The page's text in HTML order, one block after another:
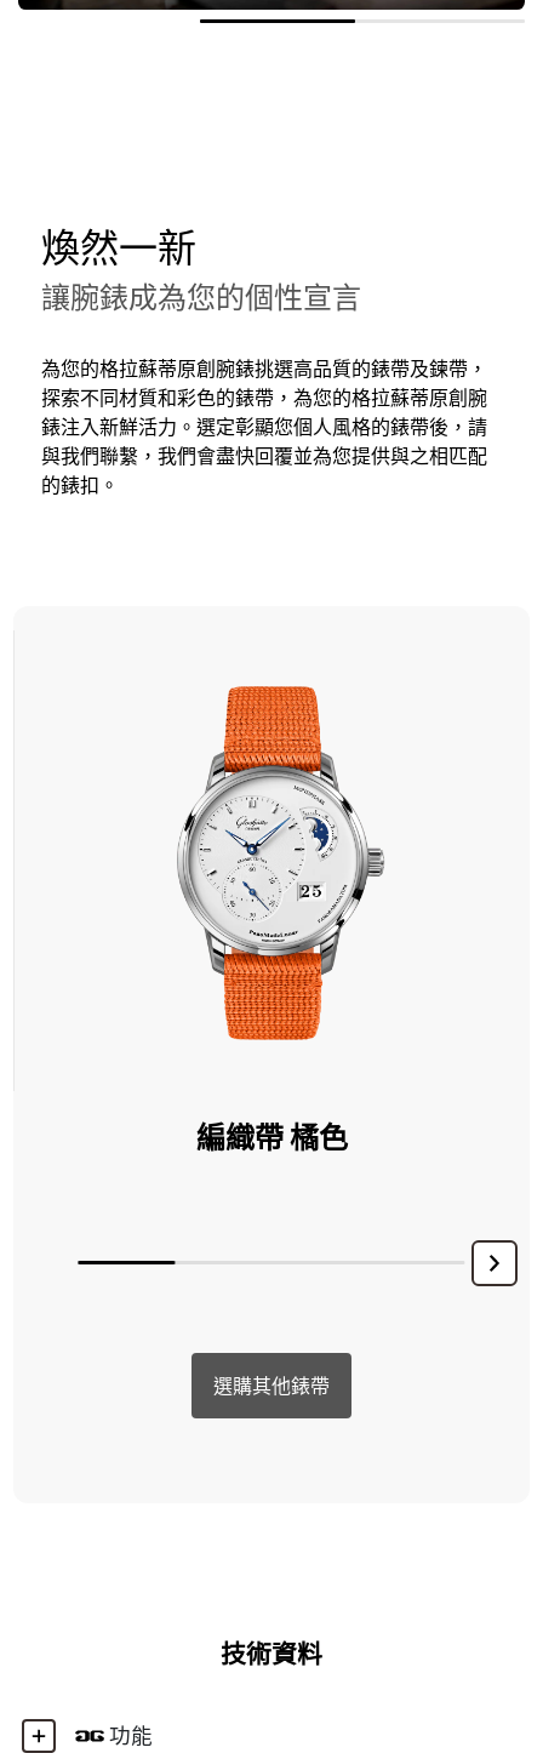
煥然一新
讓腕錶成為您的個性宣言
為您的格拉蘇蒂原創腕錶挑選高品質的錶帶及鍊帶，
探索不同材質和彩色的錶帶，為您的格拉蘇蒂原創腕
錶注入新鮮活力。選定彰顯您個人風格的錶帶後，請
與我們聯繫，我們會盡快回覆並為您提供與之相匹配
的錶扣。
編織帶 橘色
選購其他錶帶
技術資料
功能